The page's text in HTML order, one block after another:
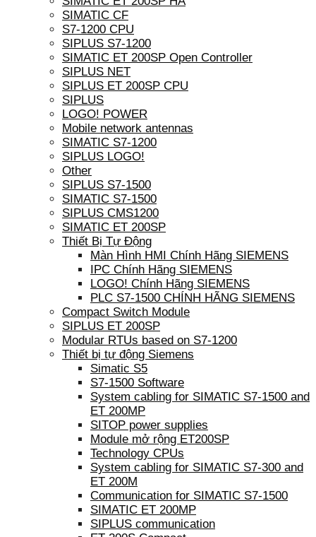
SIMATIC CF
S7-1200 CPU
SIPLUS S7-1200
SIMATIC ET 200SP Open Controller
SIPLUS NET
SIPLUS ET 200SP CPU
SIPLUS
LOGO! POWER
Mobile network antennas
SIMATIC S7-1200
SIPLUS LOGO!
Other
SIPLUS S7-1500
SIMATIC S7-1500
SIPLUS CMS1200
SIMATIC ET 200SP
Thiết Bị Tự Động
Màn Hình HMI Chính Hãng SIEMENS
IPC Chính Hãng SIEMENS
LOGO! Chính Hãng SIEMENS
PLC S7-1500 CHÍNH HÃNG SIEMENS
Compact Switch Module
SIPLUS ET 200SP
Modular RTUs based on S7-1200
Thiết bị tự động Siemens
Simatic S5
S7-1500 Software
System cabling for SIMATIC S7-1500 and
ET 200MP
SITOP power supplies
Module mở rộng ET200SP
Technology CPUs
System cabling for SIMATIC S7-300 and
ET 200M
Communication for SIMATIC S7-1500
SIMATIC ET 200MP
SIPLUS communication